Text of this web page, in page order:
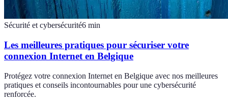
Sécurité et cybersécurité6 min
Les meilleures pratiques pour sécuriser votre
connexion Internet en Belgique
Protégez votre connexion Internet en Belgique avec nos meilleures
pratiques et conseils incontournables pour une cybersécurité
renforcée.